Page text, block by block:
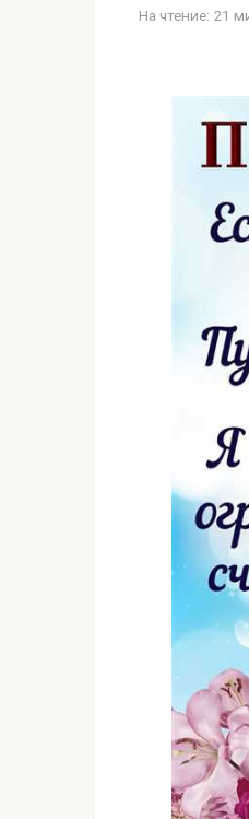
На чтение: 21